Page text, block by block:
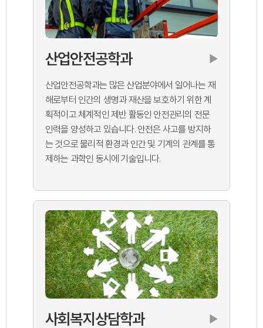
산업안전공학과 ▶
산업안전공학과는 많은 산업분야에서 일어나는 재
해로부터 인간의 생명과 재산을 보호하기 위한 계
획적이고 체계적인 제반 활동인 안전관리의 전문
인력을 양성하고 있습니다. 안전은 사고를 방지하
는 것으로 물리적 환경과 인간 및 기계의 관계를 통
제하는 과학인 동시에 기술입니다.
사회복지상담학과 ▶